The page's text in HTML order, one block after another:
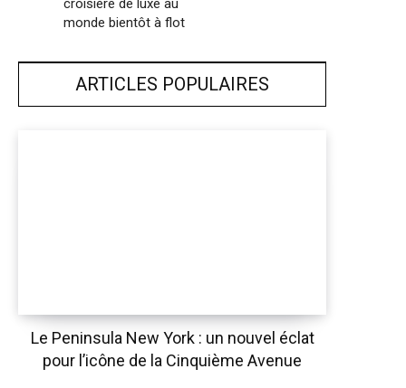
croisière de luxe au
monde bientôt à flot
ARTICLES POPULAIRES
Le Peninsula New York : un nouvel éclat
pour l’icône de la Cinquième Avenue